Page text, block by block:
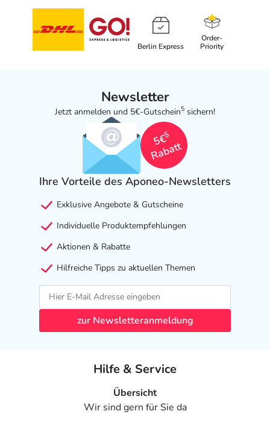
Berlin Express
Order-
Priority
Newsletter
Jetzt anmelden und 5€-Gutschein5 sichern!
5€
5
Rabatt
Ihre Vorteile des Aponeo-Newsletters
Exklusive Angebote & Gutscheine
Individuelle Produktempfehlungen
Aktionen & Rabatte
Hilfreiche Tipps zu aktuellen Themen
zur Newsletteranmeldung
Hilfe & Service
Übersicht
Wir sind gern für Sie da